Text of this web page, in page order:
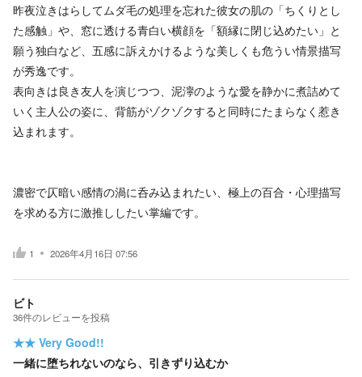
昨夜泣きはらしてムダ毛の処理を忘れた彼女の肌の「ちくりとし
た感触」や、窓に透ける青白い横顔を「額縁に閉じ込めたい」と
願う独白など、五感に訴えかけるような美しくも危うい情景描写
が秀逸です。
表向きは良き友人を演じつつ、泥濘のような愛を静かに煮詰めて
いく主人公の姿に、背筋がゾクゾクすると同時にたまらなく惹き
込まれます。
濃密で仄暗い感情の渦に呑み込まれたい、極上の百合・心理描写
を求める方に激推ししたい掌編です。
1 2026年4月16日 07:56
ビト
36件のレビューを投稿
★★ Very Good!!
一緒に堕ちれないのなら、引きずり込むか